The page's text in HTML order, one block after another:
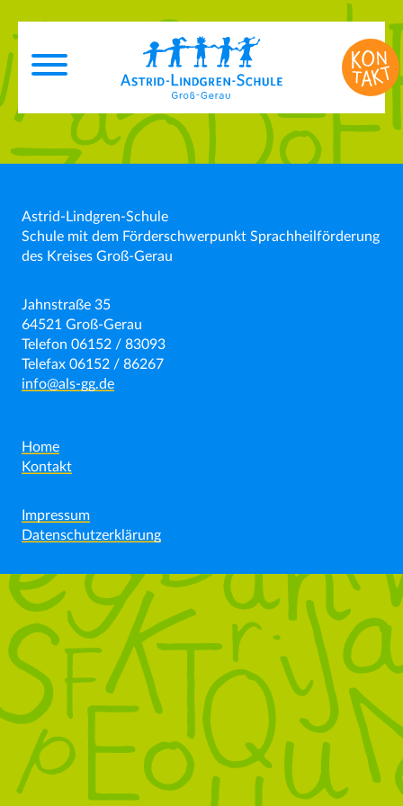
Astrid-Lindgren-Schule
Schule mit dem Förderschwerpunkt Sprachheilförderung
des Kreises Groß-Gerau
Jahnstraße 35
64521 Groß-Gerau
Telefon 06152 / 83093
Telefax 06152 / 86267
info@als-gg.de
Home
Kontakt
Impressum
Datenschutzerklärung